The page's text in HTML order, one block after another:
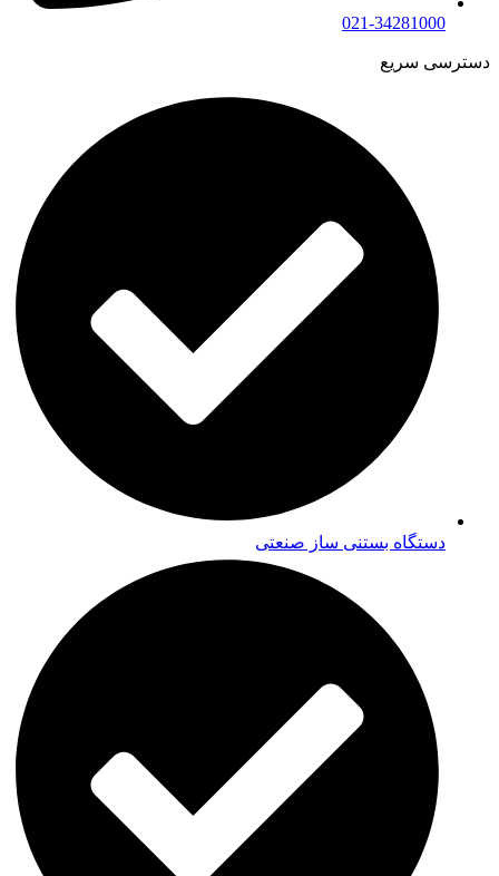
021-34281000
دسترسی سریع
دستگاه بستنی ساز صنعتی